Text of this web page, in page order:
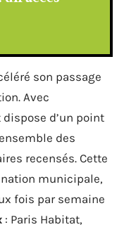
son passage
Avec
d’un point
des
recensés. Cette
municipale,
fois par semaine
: Paris Habitat,